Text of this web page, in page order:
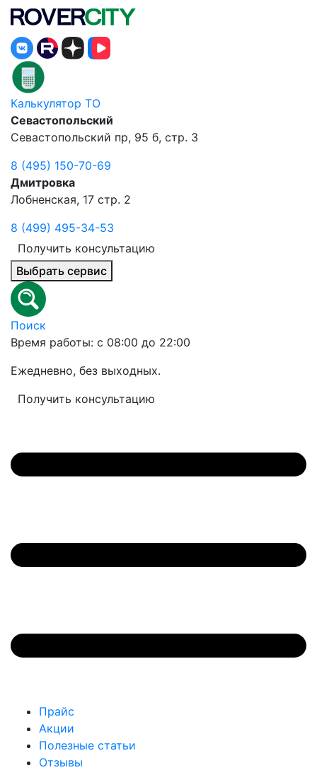
Калькулятор ТО
Севастопольский
Севастопольский пр, 95 б, стр. 3
8 (495) 150-70-69
Дмитровка
Лобненская, 17 стр. 2
8 (499) 495-34-53
Получить консультацию
Выбрать сервис
Поиск
Время работы: с 08:00 до 22:00
Ежедневно, без выходных.
Получить консультацию
Прайс
Акции
Полезные статьи
Отзывы